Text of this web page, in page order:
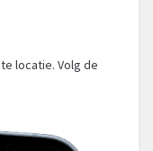
locatie. Volg de